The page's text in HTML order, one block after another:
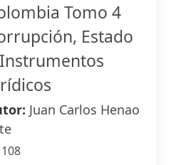
Tomo 4
Estado
Juan Carlos Henao
108